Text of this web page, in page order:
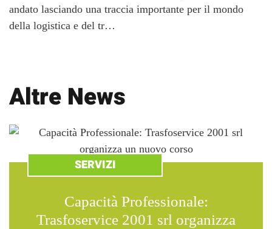
andato lasciando una traccia importante per il mondo
della logistica e del tr…
Altre News
SERVIZI
Capacità Professionale:
Trasfoservice 2001 srl organizza